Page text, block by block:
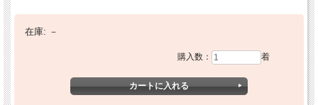
在庫: －
購入数： 着